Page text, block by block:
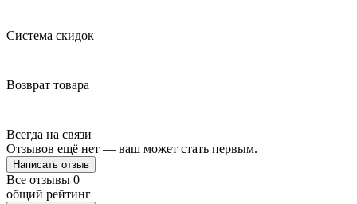
Система скидок
Возврат товара
Всегда на связи
Отзывов ещё нет — ваш может стать первым.
Написать отзыв
Все отзывы 0
общий рейтинг